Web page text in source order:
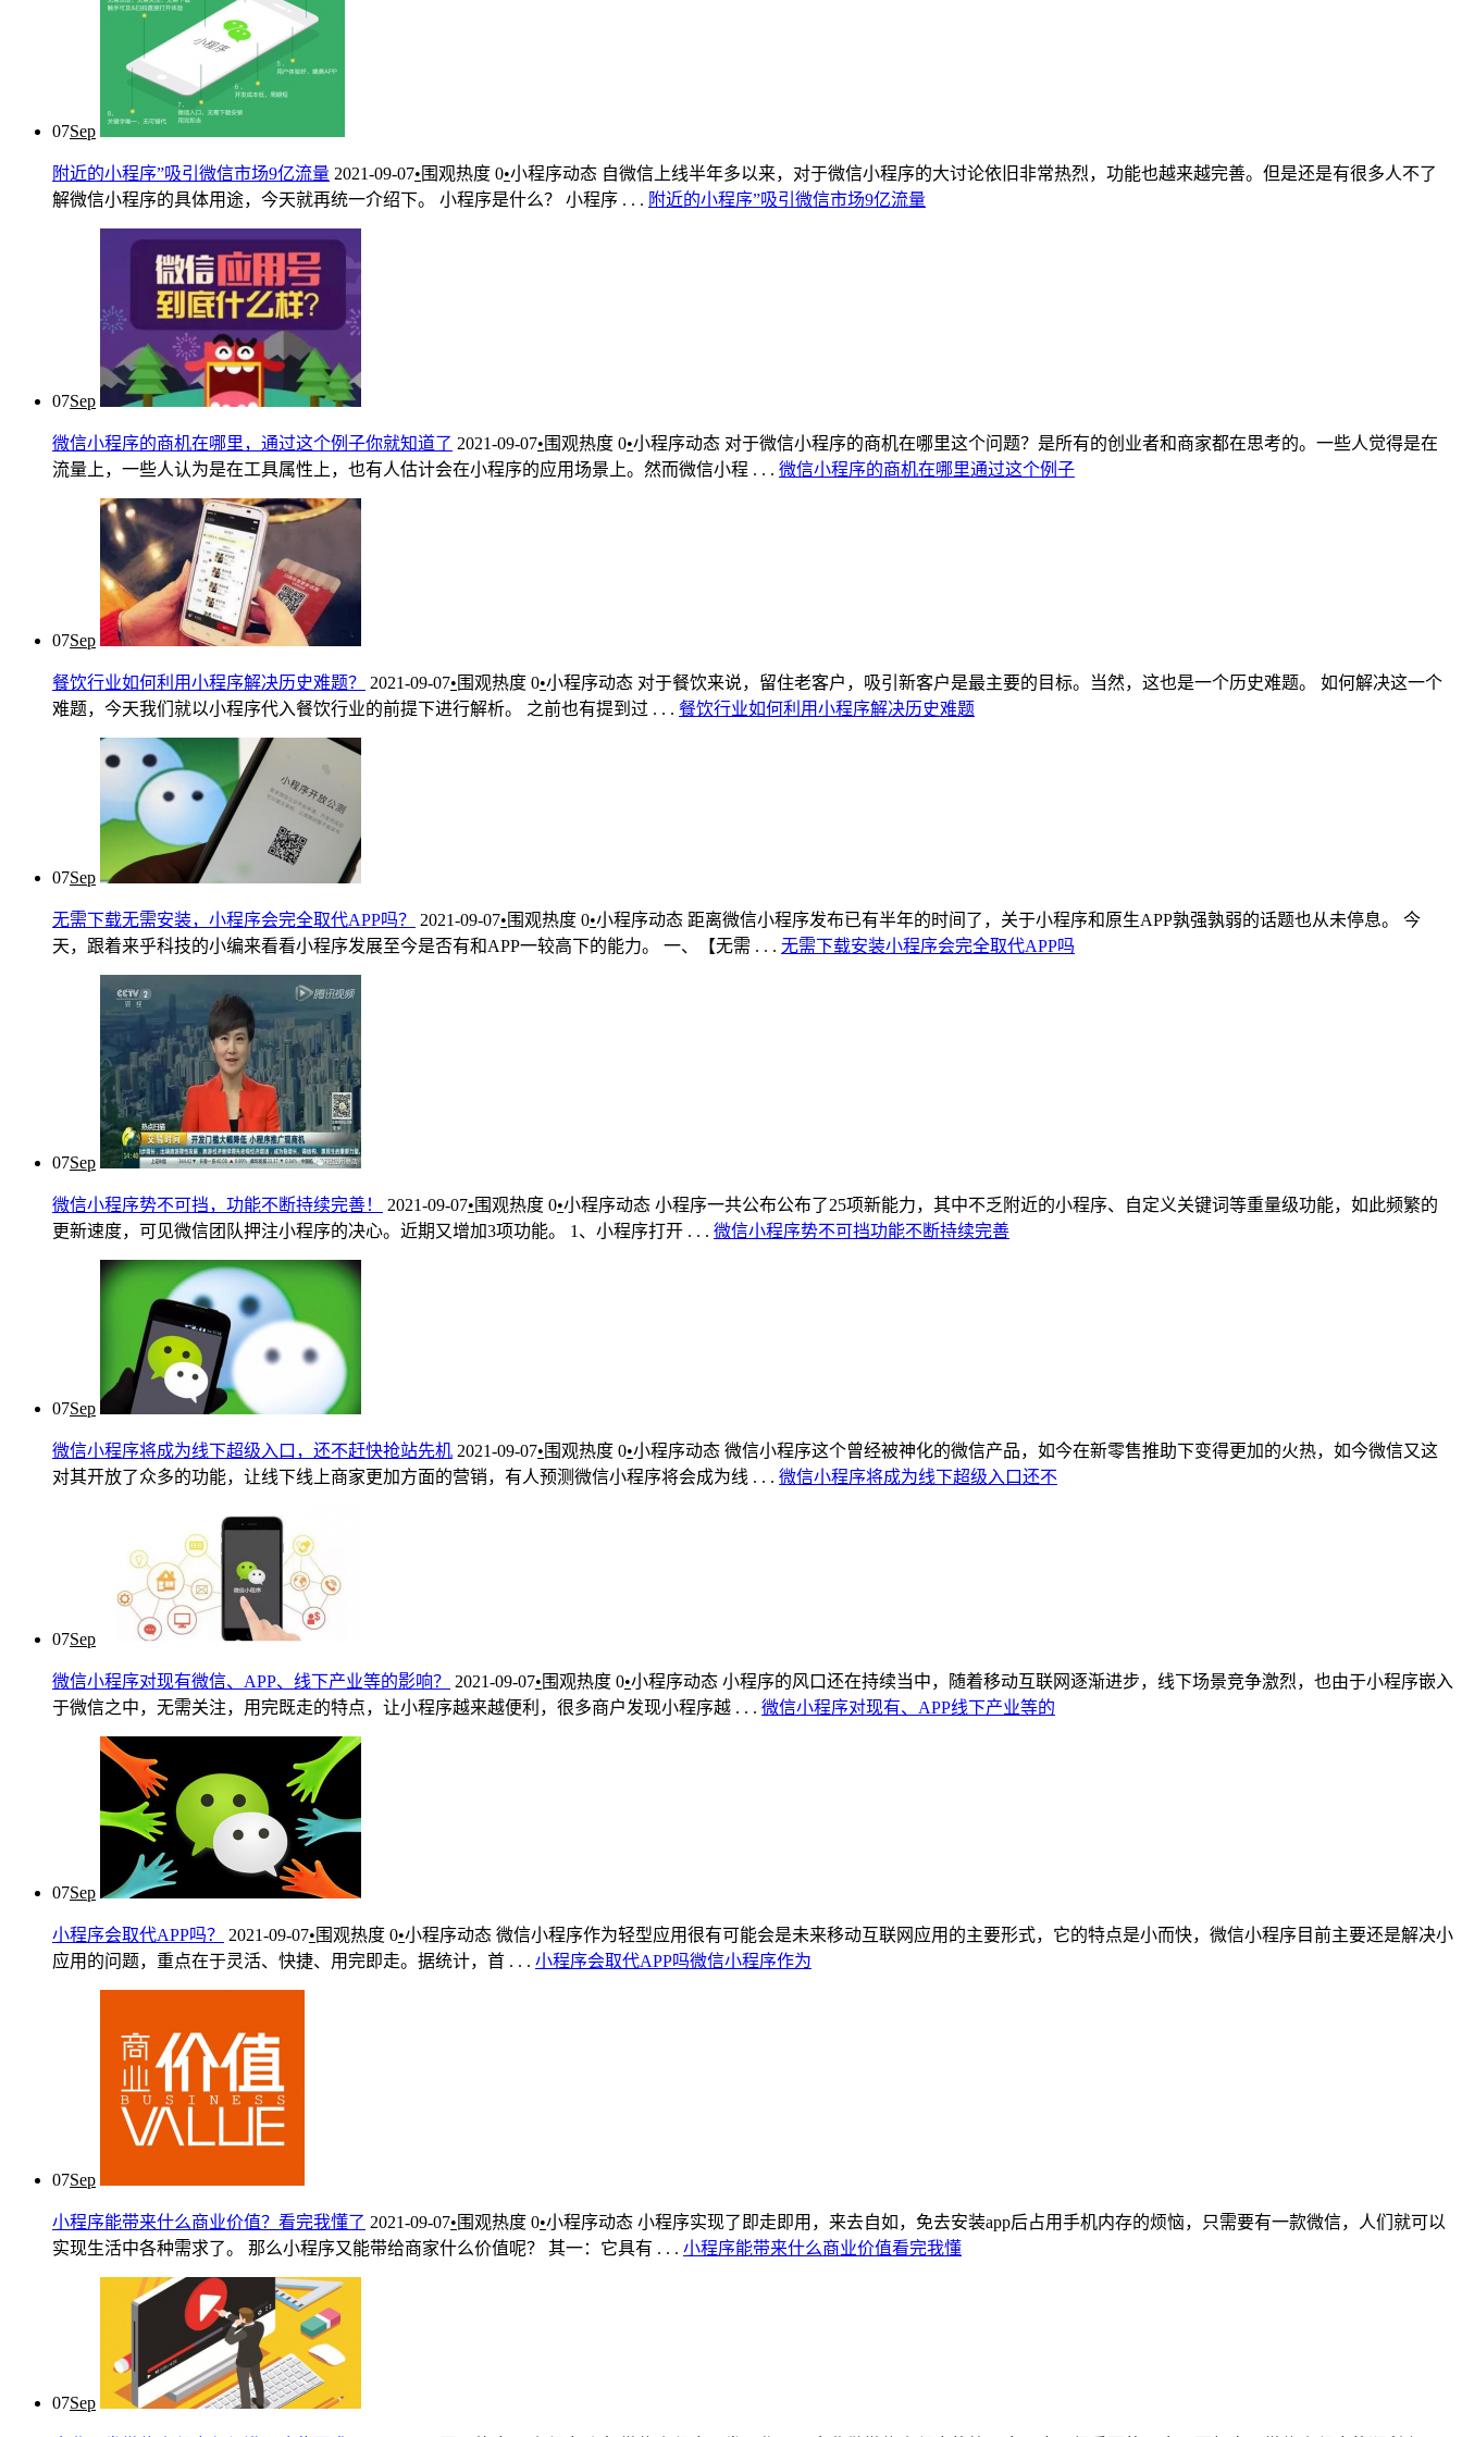
07Sep
附近的小程序”吸引微信市场9亿流量 2021-09-07• 围观热度 0•小程序动态 自微信上线半年多以来，对于微信小程序的大讨论依旧非常热烈，功能也越来越完善。但是还是有很多人不了
解微信小程序的具体用途，今天就再统一介绍下。 小程序是什么？ 小程序 . . . 附近的小程序”吸引 微信市场9亿流量
07Sep
微信小程序的商机在哪里，通过这个例子你就知道了 2021-09-07• 围观热度 0•小程序动态 对于微信小程序的商机在哪里这个问题？是所有的创业者和商家都在思考的。一些人觉得是在
流量上，一些人认为是在工具属性上，也有人估计会在小程序的应用场景上。然而微信小程 . . . 微信小程序的商机在哪里通过这个例子
07Sep
餐饮行业如何利用小程序解决历史难题？ 2021-09-07• 围观热度 0•小程序动态 对于餐饮来说，留住老客户，吸引新客户是最主要的目标。当然，这也是一个历史难题。 如何解决这一个
难题，今天我们就以小程序代入餐饮行业的前提下进行解析。 之前也有提到过 . . . 餐饮行业如何利用小程序解决历史难题
07Sep
无需下载无需安装，小程序会完全取代APP吗？ 2021-09-07• 围观热度 0•小程序动态 距离微信小程序发布已有半年的时间了，关于小程序和原生APP孰强孰弱的话题也从未停息。 今
天，跟着来乎科技的小编来看看小程序发展至今是否有和APP一较高下的能力。 一、【无需 . . . 无需下载安装小程序会完全取代APP吗
07Sep
微信小程序势不可挡，功能不断持续完善！ 2021-09-07• 围观热度 0•小程序动态 小程序一共公布公布了25项新能力，其中不乏附近的小程序、自定义关键词等重量级功能，如此频繁的
更新速度，可见微信团队押注小程序的决心。近期又增加3项功能。 1、小程序打开 . . . 微信小程序势不可挡功能不断持续完善
07Sep
微信小程序将成为线下超级入口，还不赶快抢站先机 2021-09-07• 围观热度 0•小程序动态 微信小程序这个曾经被神化的微信产品，如今在新零售推助下变得更加的火热，如今微信又这
对其开放了众多的功能，让线下线上商家更加方面的营销，有人预测微信小程序将会成为线 . . . 微信小程序将成为线下超级 入口还不
07Sep
微信小程序对现有微信、APP、线下产业等的影响？ 2021-09-07• 围观热度 0•小程序动态 小程序的风口还在持续当中，随着移动互联网逐渐进步，线下场景竞争激烈，也由于小程序嵌入
于微信之中，无需关注，用完既走的特点，让小程序越来越便利，很多商户发现小程序越 . . . 微信小程序对现有、 APP线下产业等的
07Sep
小程序会取代APP吗？ 2021-09-07• 围观热度 0•小程序动态 微信小程序作为轻型应用很有可能会是未来移动互联网应用的主要形式，它的特点是小而快，微信小程序目前主要还是解决小
应用的问题，重点在于灵活、快捷、用完即走。据统计，首 . . . 小程序会取代APP吗微信小程序作为
07Sep
小程序能带来什么商业价值？看完我懂了 2021-09-07• 围观热度 0•小程序动态 小程序实现了即走即用，来去自如，免去安装app后占用手机内存的烦恼，只需要有一款微信，人们就可以
实现生活中各种需求了。 那么小程序又能带给商家什么价值呢？ 其一：它具有 . . . 小程序能带来什么商业价值看完我懂
07Sep